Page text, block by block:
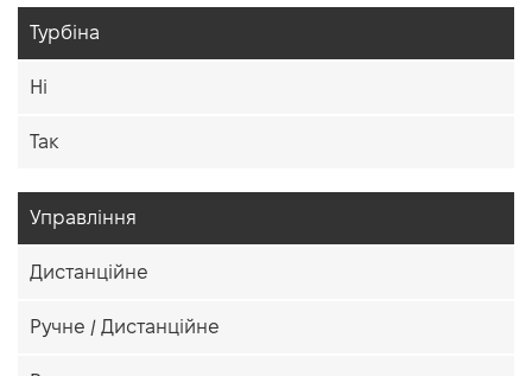
Турбіна
Ні
Так
Управління
Дистанційне
Ручне / Дистанційне